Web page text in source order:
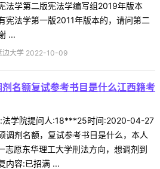
法学第二版宪法学编写组2019年版本
宪法学第一版2011年版本的，请问第二
...
边大学 2022-10-09
名额复试参考书目是什么江西籍考
法学院提问人:18***25时间:2020-04-27
调剂名额，复试参考书目是什么，本人
愿东华理工大学刑法方向，想调剂到
内容:已招满 ...